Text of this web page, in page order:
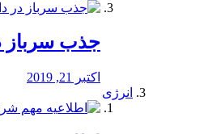
جذب سرباز
اکتبر 21, 2019
انرژی